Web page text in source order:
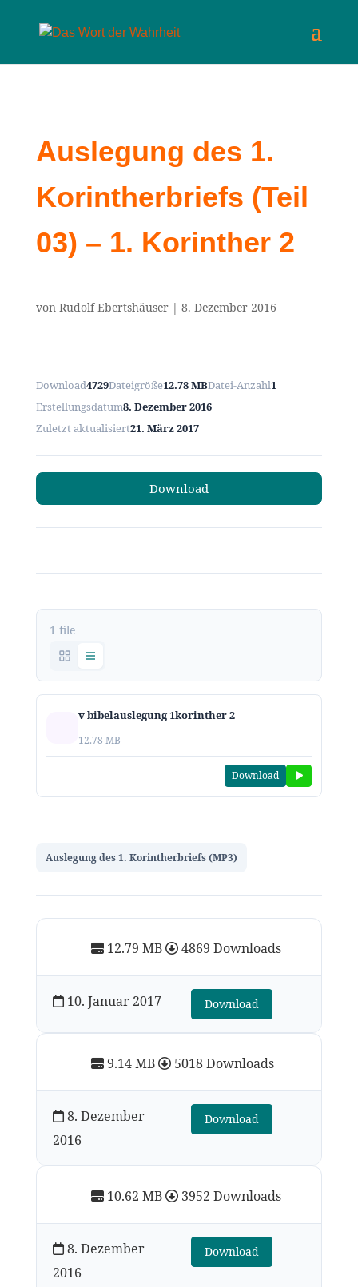
Auslegung des 1.
Korintherbriefs (Teil
03) – 1. Korinther 2
von Rudolf Ebertshäuser| 8. Dezember 2016
Download4729Dateigröße12.78 MBDatei-Anzahl1
Erstellungsdatum8. Dezember 2016
Zuletzt aktualisiert21. März 2017
Download
1 file
v bibelauslegung 1korinther 2
12.78 MB
Download
Auslegung des 1. Korintherbriefs (MP3)
12.79 MB 4869 Downloads
10. Januar 2017 Download
9.14 MB 5018 Downloads
8. Dezember
2016
Download
10.62 MB 3952 Downloads
8. Dezember
2016
Download